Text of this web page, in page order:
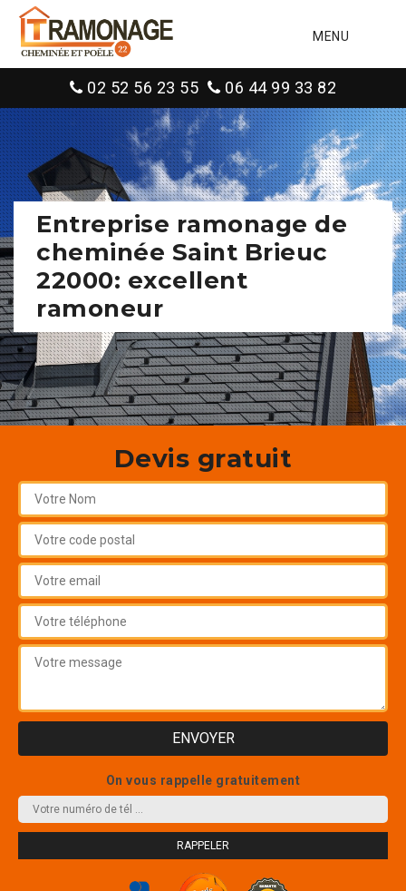
MENU
02 52 56 23 55 06 44 99 33 82
Entreprise ramonage de
cheminée Saint Brieuc
22000: excellent
ramoneur
Devis gratuit
On vous rappelle gratuitement